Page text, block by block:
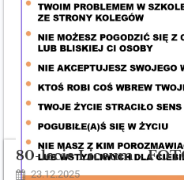
80-lecie Liceum -
23.12.2025